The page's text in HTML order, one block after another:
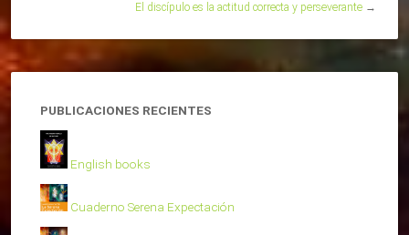
El discípulo es la actitud correcta y perseverante →
PUBLICACIONES RECIENTES
English books
Cuaderno Serena Expectación